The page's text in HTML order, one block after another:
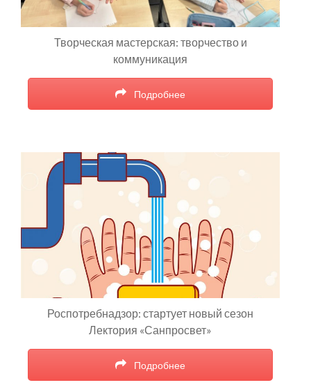
Творческая мастерская: творчество и
коммуникация
Подробнее
Роспотребнадзор: стартует новый сезон
Лектория «Санпросвет»
Подробнее